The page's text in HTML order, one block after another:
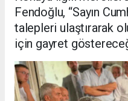
Fendoğlu, “Sayın
talepleri ulaştırarak
için gayret